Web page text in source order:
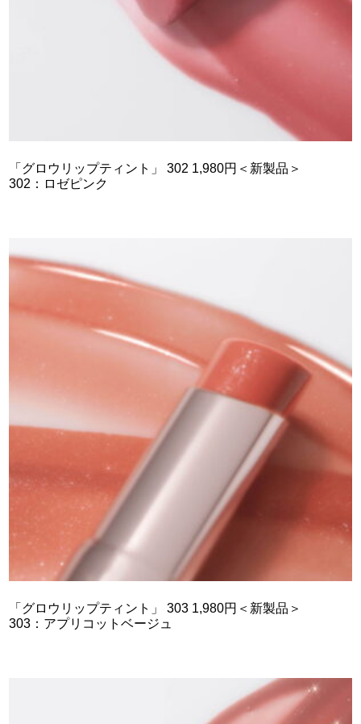
「グロウリップティント」 302 1,980円＜新製品＞
302：ロゼピンク
「グロウリップティント」 303 1,980円＜新製品＞
303：アプリコットベージュ